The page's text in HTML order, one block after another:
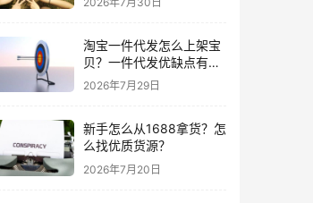
淘宝一件代发怎么上架宝
贝？一件代发优缺点有哪
些？
2026年7月29日
新手怎么从1688拿货？怎
么找优质货源？
2026年7月20日